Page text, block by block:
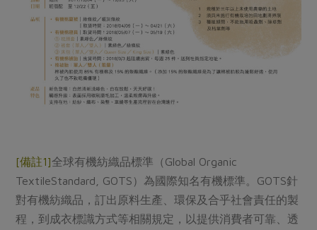
[備註1]全球有機紡織品標準（Global Organic
TextileStandard, GOTS）為國際知名有機標準。GOTS針
對有機紡織品，訂出原料生產、環保及合乎社會責任的製
程，到成衣標識方式等相關規定，以提供消費者可靠、透